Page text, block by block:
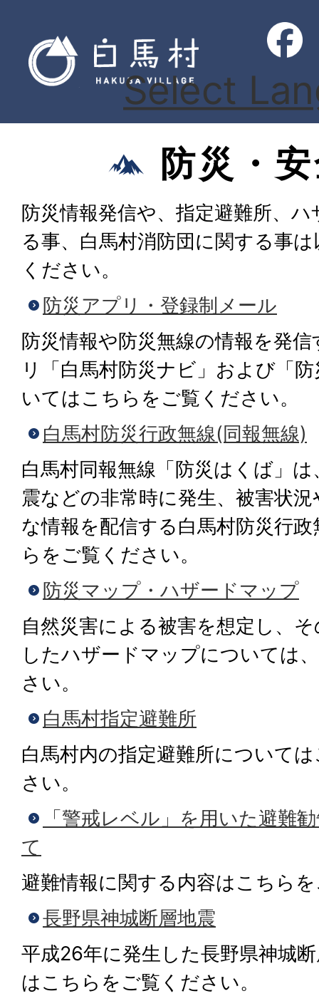
Select
防災・
防災情報発信や、指定避難所、
る事、白馬村消防団に関する事
ください。
防災アプリ・登録制メール
防災情報や防災無線の情報を発
リ「白馬村防災ナビ」および「
いてはこちらをご覧ください。
白馬村防災行政無線(同報無線)
白馬村同報無線「防災はくば」
震などの非常時に発生、被害状
な情報を配信する白馬村防災行
らをご覧ください。
防災マップ・ハザードマップ
自然災害による被害を想定し、
したハザードマップについては
さい。
白馬村指定避難所
白馬村内の指定避難所について
さい。
「警戒レベル」を用いた避難
て
避難情報に関する内容はこちら
長野県神城断層地震
平成26年に発生した長野県神城
はこちらをご覧ください。